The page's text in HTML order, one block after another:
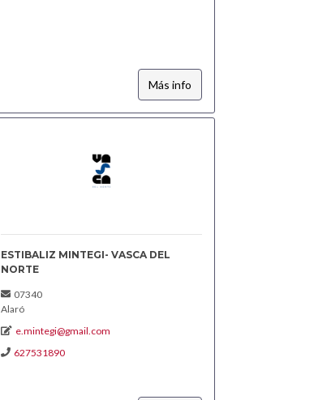
Más info
ESTIBALIZ MINTEGI- VASCA DEL
NORTE
07340
Alaró
e.mintegi@gmail.com
627531890